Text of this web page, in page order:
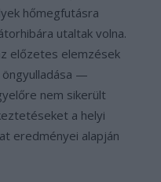
hőmegfutásra
utaltak volna.
előzetes elemzések
öngyulladása —
nem sikerült
a helyi
eredményei alapján